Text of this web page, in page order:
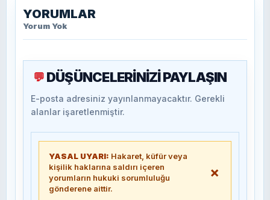
YORUMLAR
Yorum Yok
💬 DÜŞÜNCELERİNİZİ PAYLAŞIN
E-posta adresiniz yayınlanmayacaktır. Gerekli
alanlar işaretlenmiştir.
YASAL UYARI: Hakaret, küfür veya
kişilik haklarına saldırı içeren
yorumların hukuki sorumluluğu
gönderene aittir.
×